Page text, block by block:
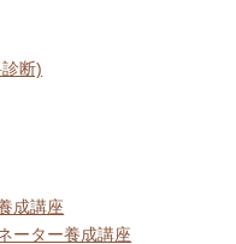
断)
成講座
ーター養成講座